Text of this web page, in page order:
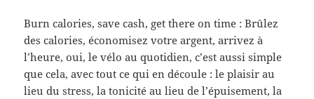
Burn calories, save cash, get there on time : Brûlez
des calories, économisez votre argent, arrivez à
l’heure, oui, le vélo au quotidien, c’est aussi simple
que cela, avec tout ce qui en découle : le plaisir au
lieu du stress, la tonicité au lieu de l’épuisement, la